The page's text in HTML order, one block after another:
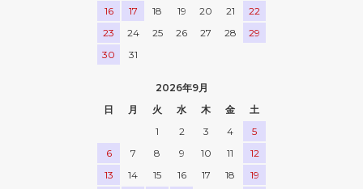
16
17 18 19 20 21
22
23
24 25 26 27 28
29
30
31
2026年9月
日
月 火 水 木 金
土
1
2 3 4
5
6
7 8 9 10 11
12
13
14 15 16 17 18
19